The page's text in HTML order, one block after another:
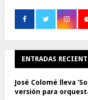
ENTRADAS
José Colomé lleva
versión para